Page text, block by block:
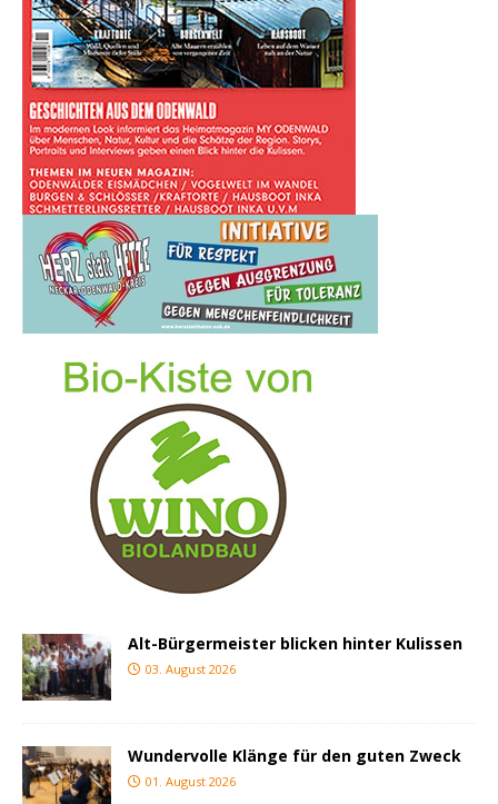
Alt-Bürgermeister blicken hinter Kulissen
03. August 2026
Wundervolle Klänge für den guten Zweck
01. August 2026